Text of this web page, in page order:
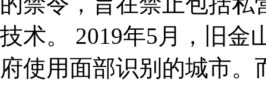
技术。 2019年5月，旧金
府使用面部识别的城市